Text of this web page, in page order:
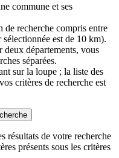
commune et ses
de recherche compris entre
est de 10 km).
deux départements, vous
séparées.
sur la loupe ; la liste des
critères de recherche est
résultats de votre recherche
présents sous les critères